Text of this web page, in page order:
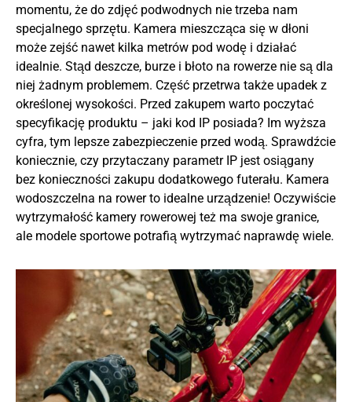
momentu, że do zdjęć podwodnych nie trzeba nam
specjalnego sprzętu. Kamera mieszcząca się w dłoni
może zejść nawet kilka metrów pod wodę i działać
idealnie. Stąd deszcze, burze i błoto na rowerze nie są dla
niej żadnym problemem. Część przetrwa także upadek z
określonej wysokości. Przed zakupem warto poczytać
specyfikację produktu – jaki kod IP posiada? Im wyższa
cyfra, tym lepsze zabezpieczenie przed wodą. Sprawdźcie
koniecznie, czy przytaczany parametr IP jest osiągany
bez konieczności zakupu dodatkowego futerału. Kamera
wodoszczelna na rower to idealne urządzenie! Oczywiście
wytrzymałość kamery rowerowej też ma swoje granice,
ale modele sportowe potrafią wytrzymać naprawdę wiele.